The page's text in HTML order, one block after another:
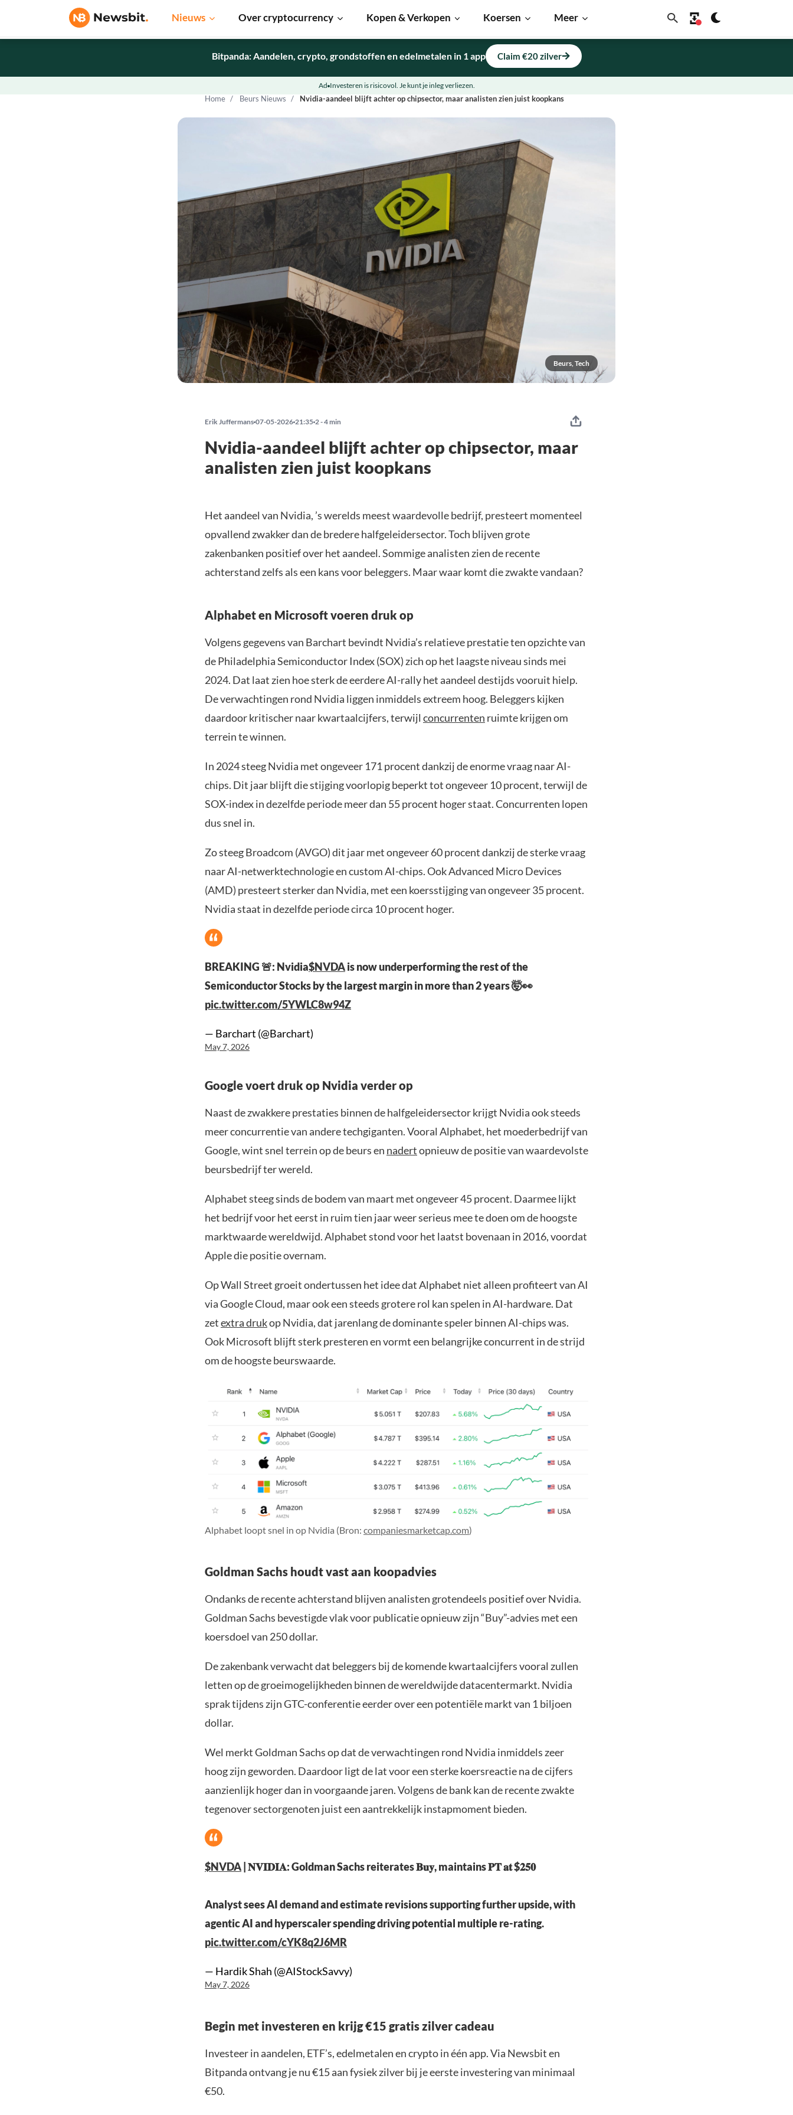
Nieuws Over cryptocurrency Kopen & Verkopen Koersen Meer
Home Beurs Nieuws Nvidia-aandeel blijft achter op chipsector, maar analisten zien juist koopkans
Beurs, Tech
Bitpanda: Aandelen, crypto, grondstoffen en edelmetalen in 1 app Claim €20 zilver
Ad Investeren is risicovol. Je kunt je inleg verliezen.
Erik Juffermans 07-05-2026 21:35 2 - 4 min
Nvidia-aandeel blijft achter op chipsector, maar
analisten zien juist koopkans
Het aandeel van Nvidia, ’s werelds meest waardevolle bedrijf, presteert momenteel
opvallend zwakker dan de bredere halfgeleidersector. Toch blijven grote
zakenbanken positief over het aandeel. Sommige analisten zien de recente
achterstand zelfs als een kans voor beleggers. Maar waar komt die zwakte vandaan?
Alphabet en Microsoft voeren druk op
Volgens gegevens van Barchart bevindt Nvidia’s relatieve prestatie ten opzichte van
de Philadelphia Semiconductor Index (SOX) zich op het laagste niveau sinds mei
2024. Dat laat zien hoe sterk de eerdere AI-rally het aandeel destijds vooruit hielp.
De verwachtingen rond Nvidia liggen inmiddels extreem hoog. Beleggers kijken
daardoor kritischer naar kwartaalcijfers, terwijl concurrenten ruimte krijgen om
terrein te winnen.
In 2024 steeg Nvidia met ongeveer 171 procent dankzij de enorme vraag naar AI-
chips. Dit jaar blijft die stijging voorlopig beperkt tot ongeveer 10 procent, terwijl de
SOX-index in dezelfde periode meer dan 55 procent hoger staat. Concurrenten lopen
dus snel in.
Zo steeg Broadcom (AVGO) dit jaar met ongeveer 60 procent dankzij de sterke vraag
naar AI-netwerktechnologie en custom AI-chips. Ook Advanced Micro Devices
(AMD) presteert sterker dan Nvidia, met een koersstijging van ongeveer 35 procent.
Nvidia staat in dezelfde periode circa 10 procent hoger.
BREAKING 🚨: Nvidia$NVDAis now underperforming the rest of the
Semiconductor Stocks by the largest margin in more than 2 years 🤯👀
pic.twitter.com/5YWLC8w94Z
— Barchart (@Barchart)
May 7, 2026
Google voert druk op Nvidia verder op
Naast de zwakkere prestaties binnen de halfgeleidersector krijgt Nvidia ook steeds
meer concurrentie van andere techgiganten. Vooral Alphabet, het moederbedrijf van
Google, wint snel terrein op de beurs en nadertopnieuw de positie van waardevolste
beursbedrijf ter wereld.
Alphabet steeg sinds de bodem van maart met ongeveer 45 procent. Daarmee lijkt
het bedrijf voor het eerst in ruim tien jaar weer serieus mee te doen om de hoogste
marktwaarde wereldwijd. Alphabet stond voor het laatst bovenaan in 2016, voordat
Apple die positie overnam.
Op Wall Street groeit ondertussen het idee dat Alphabet niet alleen profiteert van AI
via Google Cloud, maar ook een steeds grotere rol kan spelen in AI-hardware. Dat
zetextra drukop Nvidia, dat jarenlang de dominante speler binnen AI-chips was.
Ook Microsoft blijft sterk presteren en vormt een belangrijke concurrent in de strijd
om de hoogste beurswaarde.
Alphabet loopt snel in op Nvidia (Bron: companiesmarketcap.com)
Goldman Sachs houdt vast aan koopadvies
Ondanks de recente achterstand blijven analisten grotendeels positief over Nvidia.
Goldman Sachs bevestigde vlak voor publicatie opnieuw zijn “Buy”-advies met een
koersdoel van 250 dollar.
De zakenbank verwacht dat beleggers bij de komende kwartaalcijfers vooral zullen
letten op de groeimogelijkheden binnen de wereldwijde datacentermarkt. Nvidia
sprak tijdens zijn GTC-conferentie eerder over een potentiële markt van 1 biljoen
dollar.
Wel merkt Goldman Sachs op dat de verwachtingen rond Nvidia inmiddels zeer
hoog zijn geworden. Daardoor ligt de lat voor een sterke koersreactie na de cijfers
aanzienlijk hoger dan in voorgaande jaren. Volgens de bank kan de recente zwakte
tegenover sectorgenoten juist een aantrekkelijk instapmoment bieden.
$NVDA | 𝐍𝐕𝐈𝐃𝐈𝐀: Goldman Sachs reiterates 𝐁𝐮𝐲, maintains 𝐏𝐓 𝐚𝐭 $𝟐𝟓𝟎
Analyst sees AI demand and estimate revisions supporting further upside, with
agentic AI and hyperscaler spending driving potential multiple re-rating.
pic.twitter.com/cYK8q2J6MR
— Hardik Shah (@AIStockSavvy)
May 7, 2026
Begin met investeren en krijg €15 gratis zilver cadeau
Investeer in aandelen, ETF’s, edelmetalen en crypto in één app. Via Newsbit en
Bitpanda ontvang je nu €15 aan fysiek zilver bij je eerste investering van minimaal
€50.